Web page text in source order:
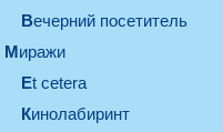
вечерний посетитель
миражи
et cetera
кинолабиринт